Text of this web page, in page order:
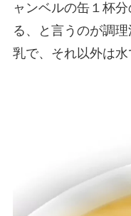
ャンベルの缶１杯
る、と言うのが調
乳で、それ以外は